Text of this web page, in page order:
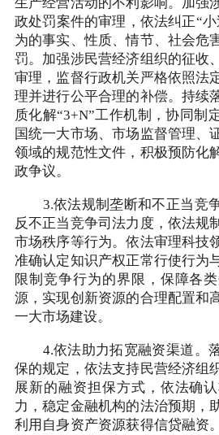
生产经营活动的不利影响。加强
政处罚案件的审理，依法纠正“
为的事实、性质、情节、社会危
罚。加强涉民营经济组织的征收
审理，监督行政机关严格依照法
理并进行公平合理的补偿。持续
质化解“3+N”工作机制，协同制
国统一大市场、市场监督管理、
领域的规范性文件，积极预防化
政争议。
3.依法规制垄断和不正当竞争
反不正当竞争司法力度，依法规
市场秩序等行为。依法审理科技
准确认定知识产权正常行使行为
限制竞争行为的界限，保障各
源，实现创新资源的合理配置和
一大市场建设。
4.依法助力拓宽融资渠道。落
保的规定，依法支持民营经济组
展新的融资担保方式，依法确
力，稳定金融机构的法治预期，
利用自身资产资源获得信贷融资